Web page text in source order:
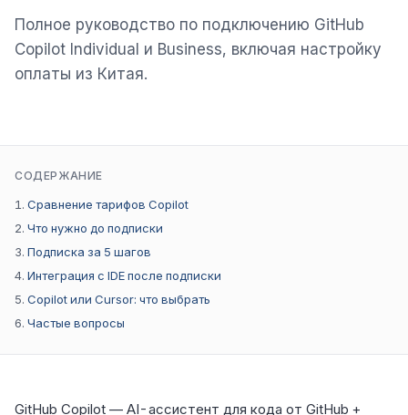
Полное руководство по подключению GitHub
Copilot Individual и Business, включая настройку
оплаты из Китая.
СОДЕРЖАНИЕ
Сравнение тарифов Copilot
Что нужно до подписки
Подписка за 5 шагов
Интеграция с IDE после подписки
Copilot или Cursor: что выбрать
Частые вопросы
GitHub Copilot — AI-ассистент для кода от GitHub +